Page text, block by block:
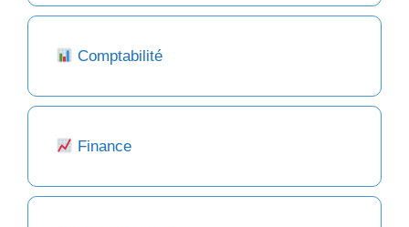
Comptabilité
Finance